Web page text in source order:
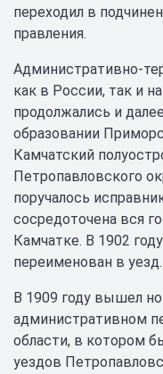
переходил в
правления.
Административно-
как в России, так и
продолжались и
образовании
Камчатский
Петропавловского
поручалось
сосредоточена вся
Камчатке. В 1902
переименован в уезд.
В 1909 году вышел
административном
области, в котором
уездов